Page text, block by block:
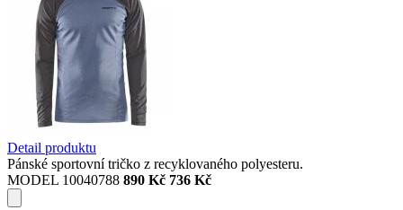
Detail produktu
Pánské sportovní tričko z recyklovaného polyesteru.
MODEL 10040788 890 Kč 736 Kč